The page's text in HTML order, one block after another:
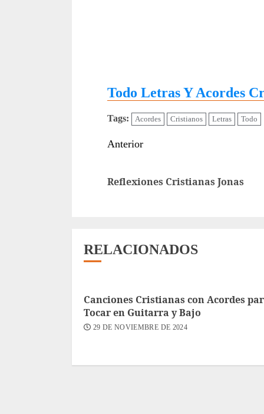
Todo Letras Y Acordes
Tags: Acordes Cristianos Letras Todo
Sigue
Anterior
Reflexiones Cristianas Jonas
RELACIONADOS
Canciones Cristianas con Acordes
Tocar en Guitarra y Bajo
29 DE NOVIEMBRE DE 2024